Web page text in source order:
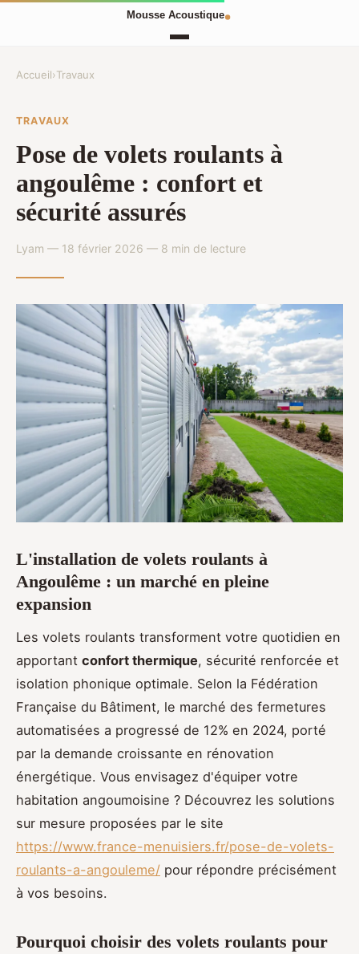
Accueil›Travaux
TRAVAUX
Pose de volets roulants à
angoulême : confort et
sécurité assurés
Lyam — 18 février 2026 — 8 min de lecture
L'installation de volets roulants à
Angoulême : un marché en pleine
expansion
Les volets roulants transforment votre quotidien en
apportant confort thermique, sécurité renforcée et
isolation phonique optimale. Selon la Fédération
Française du Bâtiment, le marché des fermetures
automatisées a progressé de 12% en 2024, porté
par la demande croissante en rénovation
énergétique. Vous envisagez d'équiper votre
habitation angoumoisine ? Découvrez les solutions
sur mesure proposées par le site
https://www.france-menuisiers.fr/pose-de-volets-
roulants-a-angouleme/ pour répondre précisément
à vos besoins.
Pourquoi choisir des volets roulants pour